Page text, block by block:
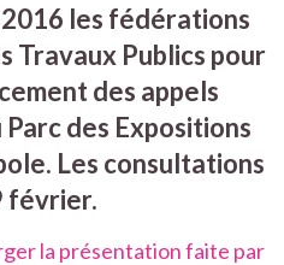
les fédérations
Travaux Publics pour
des appels
des Expositions
Les consultations
février.
la présentation faite par